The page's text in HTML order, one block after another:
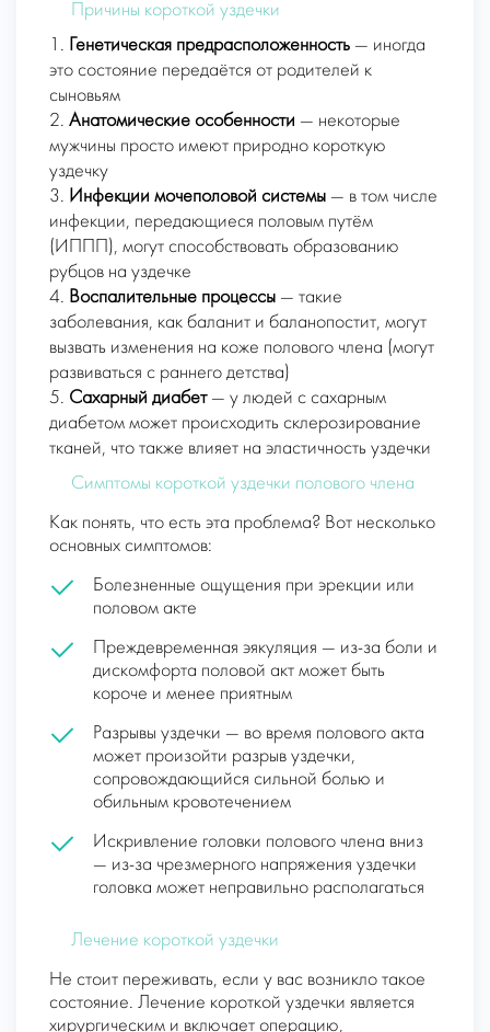
Причины короткой уздечки
1. Генетическая предрасположенность — иногда
это состояние передаётся от родителей к
сыновьям
2. Анатомические особенности — некоторые
мужчины просто имеют природно короткую
уздечку
3. Инфекции мочеполовой системы — в том числе
инфекции, передающиеся половым путём
(ИППП), могут способствовать образованию
рубцов на уздечке
4. Воспалительные процессы — такие
заболевания, как баланит и баланопостит, могут
вызвать изменения на коже полового члена (могут
развиваться с раннего детства)
5. Сахарный диабет— у людей с сахарным
диабетом может происходить склерозирование
тканей, что также влияет на эластичность уздечки
Симптомы короткой уздечки полового члена
Как понять, что есть эта проблема? Вот несколько
основных симптомов:
Болезненные ощущения при эрекции или
половом акте
Преждевременная эякуляция — из-за боли и
дискомфорта половой акт может быть
короче и менее приятным
Разрывы уздечки — во время полового акта
может произойти разрыв уздечки,
сопровождающийся сильной болью и
обильным кровотечением
Искривление головки полового члена вниз
— из-за чрезмерного напряжения уздечки
головка может неправильно располагаться
Лечение короткой уздечки
Не стоит переживать, если у вас возникло такое
состояние. Лечение короткой уздечки является
хирургическим и включает операцию,